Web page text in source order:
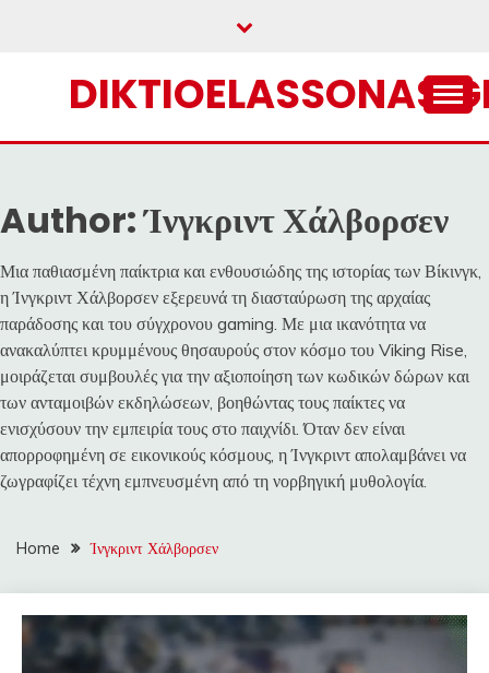
Author:Ίνγκριντ Χάλβορσεν
Μια παθιασμένη παίκτρια και ενθουσιώδης της ιστορίας των Βίκινγκ,
η Ίνγκριντ Χάλβορσεν εξερευνά τη διασταύρωση της αρχαίας
παράδοσης και του σύγχρονου gaming. Με μια ικανότητα να
ανακαλύπτει κρυμμένους θησαυρούς στον κόσμο του Viking Rise,
μοιράζεται συμβουλές για την αξιοποίηση των κωδικών δώρων και
των ανταμοιβών εκδηλώσεων, βοηθώντας τους παίκτες να
ενισχύσουν την εμπειρία τους στο παιχνίδι. Όταν δεν είναι
απορροφημένη σε εικονικούς κόσμους, η Ίνγκριντ απολαμβάνει να
ζωγραφίζει τέχνη εμπνευσμένη από τη νορβηγική μυθολογία.
Home Ίνγκριντ Χάλβορσεν